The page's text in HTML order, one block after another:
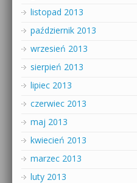
listopad 2013
październik 2013
wrzesień 2013
sierpień 2013
lipiec 2013
czerwiec 2013
maj 2013
kwiecień 2013
marzec 2013
luty 2013